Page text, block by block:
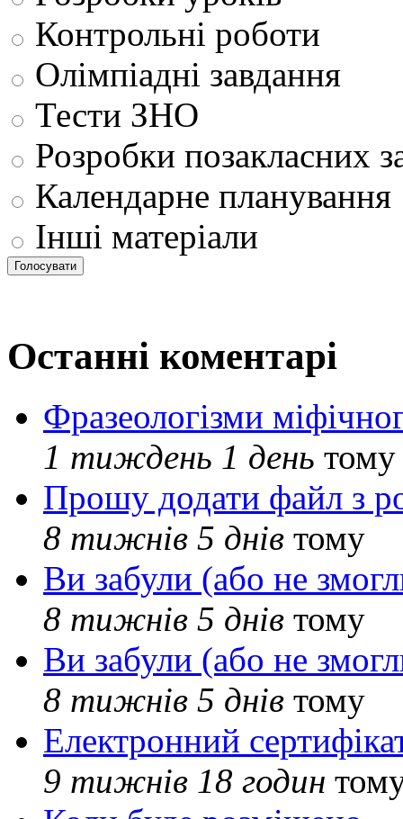
Контрольні роботи
Олімпіадні завдання
Тести ЗНО
Розробки позакласних
Календарне планування
Інші матеріали
Останні коментарі
Фразеологізми
1 тиждень 1 день тому
Прошу додати файл з
8 тижнів 5 днів тому
Ви забули (або не
8 тижнів 5 днів тому
Ви забули (або не
8 тижнів 5 днів тому
Електронний
9 тижнів 18 годин